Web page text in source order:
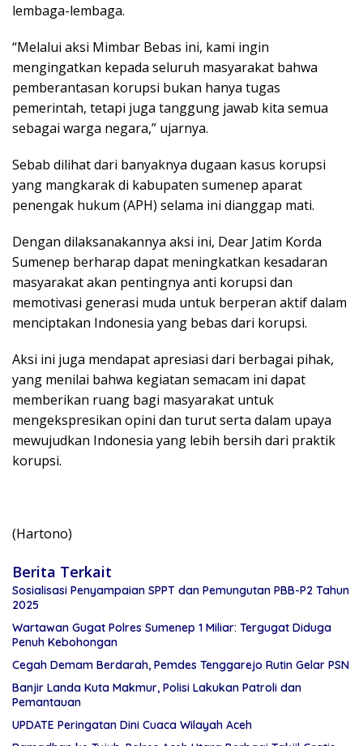
lembaga-lembaga.
“Melalui aksi Mimbar Bebas ini, kami ingin
mengingatkan kepada seluruh masyarakat bahwa
pemberantasan korupsi bukan hanya tugas
pemerintah, tetapi juga tanggung jawab kita semua
sebagai warga negara,” ujarnya.
Sebab dilihat dari banyaknya dugaan kasus korupsi
yang mangkarak di kabupaten sumenep aparat
penengak hukum (APH) selama ini dianggap mati.
Dengan dilaksanakannya aksi ini, Dear Jatim Korda
Sumenep berharap dapat meningkatkan kesadaran
masyarakat akan pentingnya anti korupsi dan
memotivasi generasi muda untuk berperan aktif dalam
menciptakan Indonesia yang bebas dari korupsi.
Aksi ini juga mendapat apresiasi dari berbagai pihak,
yang menilai bahwa kegiatan semacam ini dapat
memberikan ruang bagi masyarakat untuk
mengekspresikan opini dan turut serta dalam upaya
mewujudkan Indonesia yang lebih bersih dari praktik
korupsi.
(Hartono)
Berita Terkait
Sosialisasi Penyampaian SPPT dan Pemungutan PBB-P2 Tahun
2025
Wartawan Gugat Polres Sumenep 1 Miliar: Tergugat Diduga
Penuh Kebohongan
Cegah Demam Berdarah, Pemdes Tenggarejo Rutin Gelar PSN
Banjir Landa Kuta Makmur, Polisi Lakukan Patroli dan
Pemantauan
UPDATE Peringatan Dini Cuaca Wilayah Aceh